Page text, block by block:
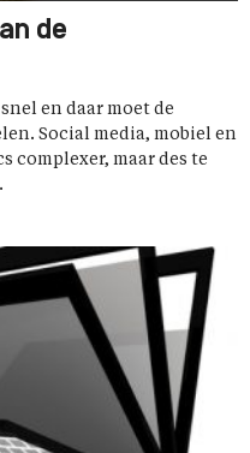
de
en daar moet de
Social media, mobiel en
complexer, maar des te